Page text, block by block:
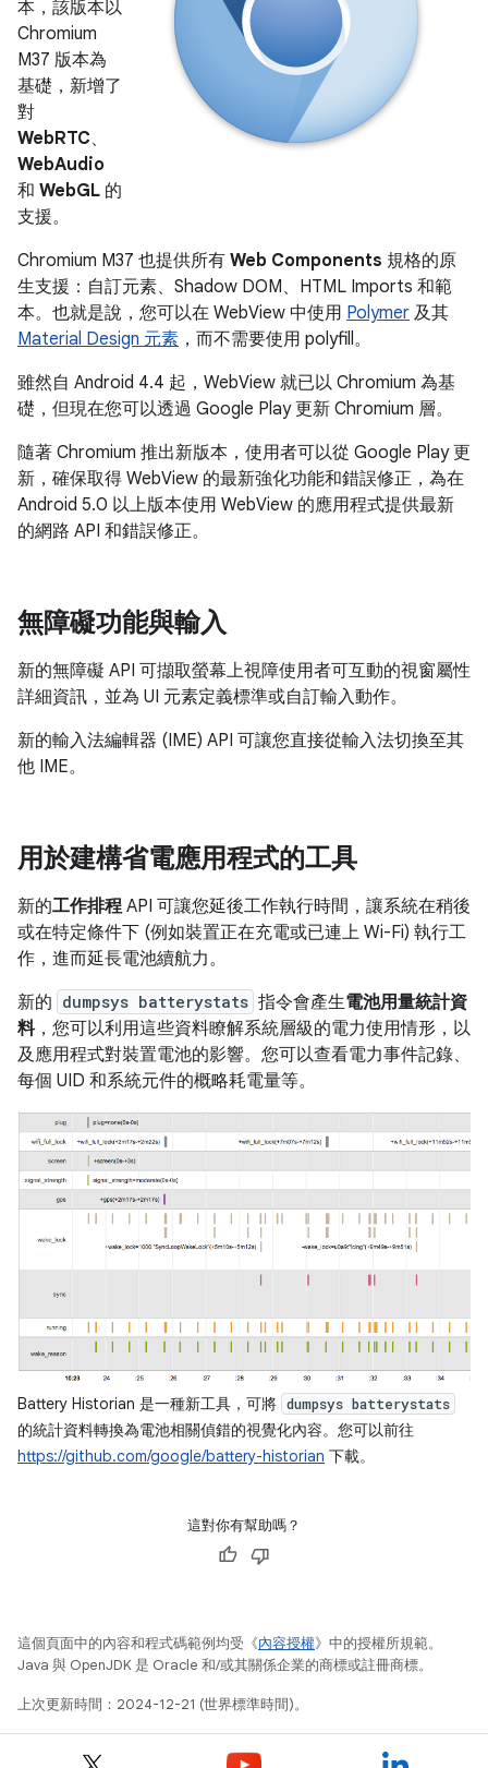
本，該版本以
Chromium
M37 版本為
基礎，新增了
對
WebRTC、
WebAudio
和 WebGL 的
支援。
Chromium M37 也提供所有 Web Components 規格的原
生支援：自訂元素、Shadow DOM、HTML Imports 和範
本。也就是說，您可以在 WebView 中使用 Polymer 及其
Material Design 元素 ，而不需要使用 polyfill。
雖然自 Android 4.4 起，WebView 就已以 Chromium 為基
礎，但現在您可以透過 Google Play 更新 Chromium 層。
隨著 Chromium 推出新版本，使用者可以從 Google Play 更
新，確保取得 WebView 的最新強化功能和錯誤修正，為在
Android 5.0 以上版本使用 WebView 的應用程式提供最新
的網路 API 和錯誤修正。
無障礙功能與輸入
新的無障礙 API 可擷取螢幕上視障使用者可互動的視窗屬性
詳細資訊，並為 UI 元素定義標準或自訂輸入動作。
新的輸入法編輯器 (IME) API 可讓您直接從輸入法切換至其
他 IME。
用於建構省電應用程式的工具
新的工作排程 API 可讓您延後工作執行時間，讓系統在稍後
或在特定條件下 (例如裝置正在充電或已連上 Wi-Fi) 執行工
作，進而延長電池續航力。
新的 dumpsys batterystats 指令會產生電池用量統計資
料，您可以利用這些資料瞭解系統層級的電力使用情形，以
及應用程式對裝置電池的影響。您可以查看電力事件記錄、
每個 UID 和系統元件的概略耗電量等。
Battery Historian 是一種新工具，可將 dumpsys batterystats
的統計資料轉換為電池相關偵錯的視覺化內容。您可以前往
https://github.com/google/battery-historian 下載。
這對你有幫助嗎？
這個頁面中的內容和程式碼範例均受《內容授權》中的授權所規範。
Java 與 OpenJDK 是 Oracle 和/或其關係企業的商標或註冊商標。
上次更新時間：2024-12-21 (世界標準時間)。